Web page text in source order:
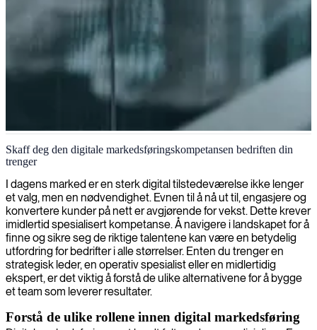
Digital markedsføringsledelse
Vi leverer eksperter innen digital markedsføring som implementerer,
analyserer og optimaliserer markedsføringsstrategiene dine for å øke
merkevaresynlighet og generere målbar avkastning på investeringen.
Skaff deg den digitale markedsføringskompetansen bedriften din
trenger
I dagens marked er en sterk digital tilstedeværelse ikke lenger
et valg, men en nødvendighet. Evnen til å nå ut til, engasjere og
konvertere kunder på nett er avgjørende for vekst. Dette krever
imidlertid spesialisert kompetanse. Å navigere i landskapet for å
finne og sikre seg de riktige talentene kan være en betydelig
utfordring for bedrifter i alle størrelser. Enten du trenger en
strategisk leder, en operativ spesialist eller en midlertidig
ekspert, er det viktig å forstå de ulike alternativene for å bygge
et team som leverer resultater.
Forstå de ulike rollene innen digital markedsføring